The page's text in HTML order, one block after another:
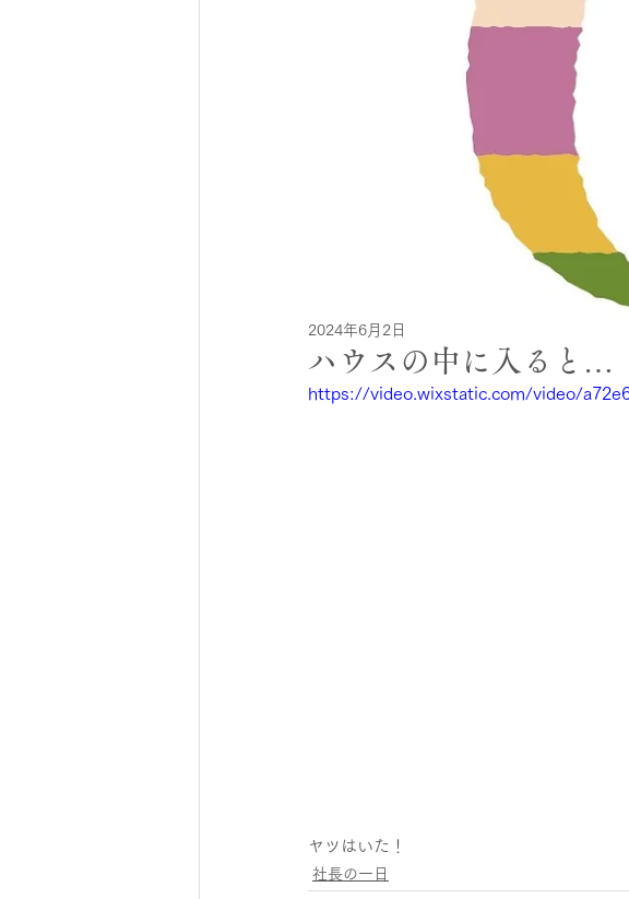
ハウスの中に入ると…
2024年6月2日
https://video.wixstatic.com/video/
ヤツはいた！
社長の一日